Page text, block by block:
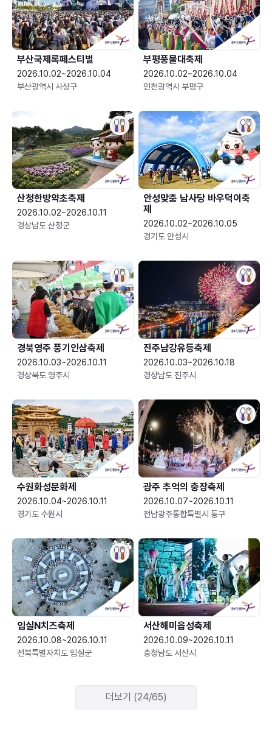
부산국제록페스티벌
2026.10.02~2026.10.04
부산광역시 사상구
부평풍물대축제
2026.10.02~2026.10.04
인천광역시 부평구
산청한방약초축제
2026.10.02~2026.10.11
경상남도 산청군
안성맞춤 남사당 바우덕이축
제
2026.10.02~2026.10.05
경기도 안성시
경북영주 풍기인삼축제
2026.10.03~2026.10.11
경상북도 영주시
진주남강유등축제
2026.10.03~2026.10.18
경상남도 진주시
수원화성문화제
2026.10.04~2026.10.11
경기도 수원시
광주 추억의 충장축제
2026.10.07~2026.10.11
전남광주통합특별시 동구
임실N치즈축제
2026.10.08~2026.10.11
전북특별자치도 임실군
서산해미읍성축제
2026.10.09~2026.10.11
충청남도 서산시
더보기 (24/65)